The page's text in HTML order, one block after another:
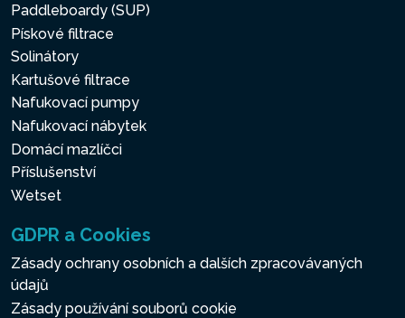
Paddleboardy (SUP)
Pískové filtrace
Solinátory
Kartušové filtrace
Nafukovací pumpy
Nafukovací nábytek
Domácí mazlíčci
Příslušenství
Wetset
GDPR a Cookies
Zásady ochrany osobních a dalších zpracovávaných
údajů
Zásady používání souborů cookie